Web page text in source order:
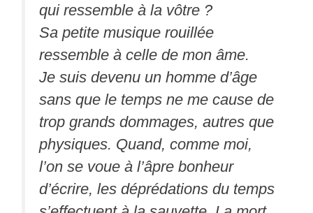
qui ressemble à la vôtre ?
Sa petite musique rouillée
ressemble à celle de mon âme.
Je suis devenu un homme d’âge
sans que le temps ne me cause de
trop grands dommages, autres que
physiques. Quand, comme moi,
l’on se voue à l’âpre bonheur
d’écrire, les déprédations du temps